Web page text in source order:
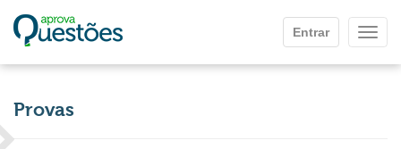
Entrar
Provas